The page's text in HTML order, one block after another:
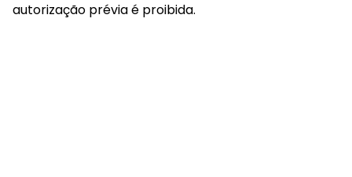
autorização prévia é proibida.